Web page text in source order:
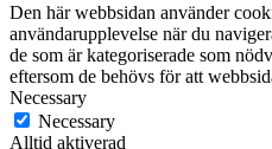
Den här webbsidan använder
användarupplevelse när du
de som är kategoriserade som
eftersom de behövs för att
Necessary
Necessary
Alltid aktiverad